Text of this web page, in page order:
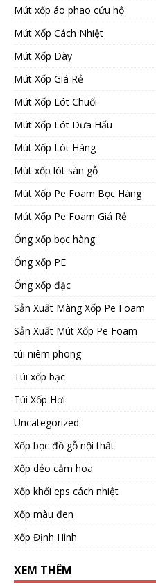
Mút xốp áo phao cứu hộ
Mút Xốp Cách Nhiệt
Mút Xốp Dày
Mút Xốp Giá Rẻ
Mút Xốp Lót Chuối
Mút Xốp Lót Dưa Hấu
Mút Xốp Lót Hàng
Mút xốp lót sàn gỗ
Mút Xốp Pe Foam Bọc Hàng
Mút Xốp Pe Foam Giá Rẻ
Ống xốp bọc hàng
Ống xốp PE
Ống xốp đặc
Sản Xuất Màng Xốp Pe Foam
Sản Xuất Mút Xốp Pe Foam
túi niêm phong
Túi xốp bạc
Túi Xốp Hơi
Uncategorized
Xốp bọc đồ gỗ nội thất
Xốp dẻo cắm hoa
Xốp khối eps cách nhiệt
Xốp màu đen
Xốp Định Hình
XEM THÊM